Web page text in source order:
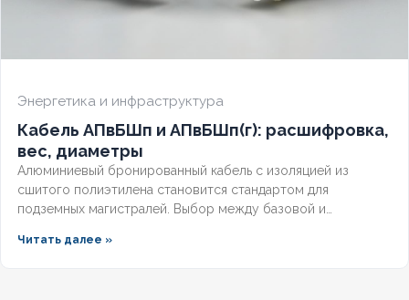
Энергетика и инфраструктура
Кабель АПвБШп и АПвБШп(г): расшифровка,
вес, диаметры
Алюминиевый бронированный кабель с изоляцией из
сшитого полиэтилена становится стандартом для
подземных магистралей. Выбор между базовой и
вод и требований к надёжности. Разберём конструктивные
Читать далее »